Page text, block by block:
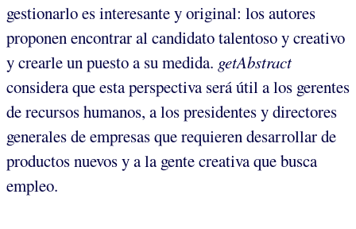
gestionarlo es interesante y original: los autores
proponen encontrar al candidato talentoso y creativo
y crearle un puesto a su medida. getAbstract
considera que esta perspectiva será útil a los gerentes
de recursos humanos, a los presidentes y directores
generales de empresas que requieren desarrollar de
productos nuevos y a la gente creativa que busca
empleo.